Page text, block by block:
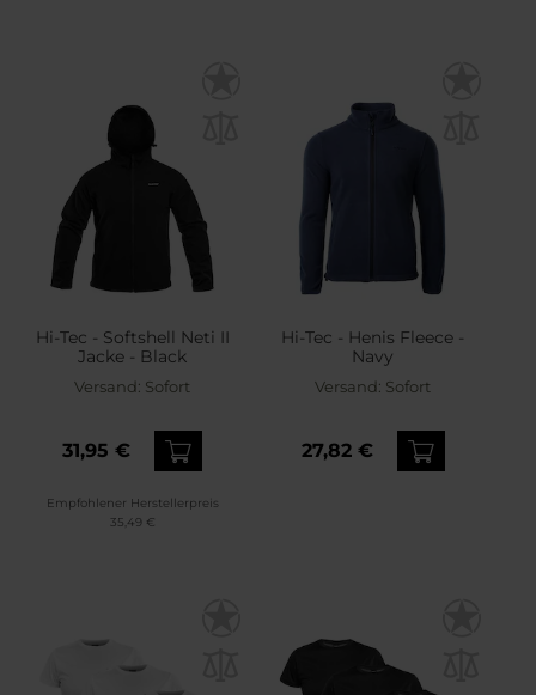
Hi-Tec - Softshell Neti II
Jacke - Black
Versand: Sofort
31,95 €
Empfohlener Herstellerpreis
35,49 €
Hi-Tec - Henis Fleece -
Navy
Versand: Sofort
27,82 €